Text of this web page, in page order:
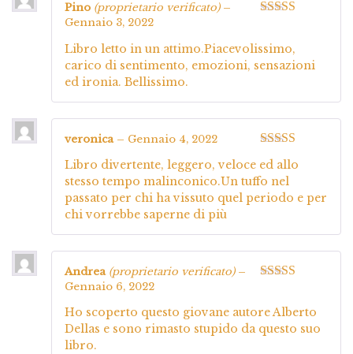
Pino (proprietario verificato) –
Gennaio 3, 2022
Libro letto in un attimo.Piacevolissimo,
carico di sentimento, emozioni, sensazioni
ed ironia. Bellissimo.
Valutato
su 5
veronica – Gennaio 4, 2022
Libro divertente, leggero, veloce ed allo
stesso tempo malinconico.Un tuffo nel
passato per chi ha vissuto quel periodo e per
chi vorrebbe saperne di più
Andrea (proprietario verificato) –
Gennaio 6, 2022
Ho scoperto questo giovane autore Alberto
Dellas e sono rimasto stupido da questo suo
libro.